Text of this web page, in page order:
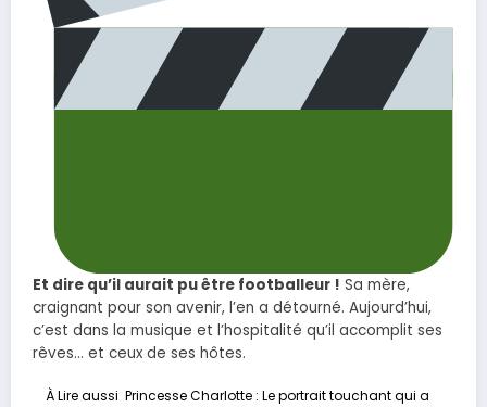
Et dire qu’il aurait pu être footballeur ! Sa mère,
craignant pour son avenir, l’en a détourné. Aujourd’hui,
c’est dans la musique et l’hospitalité qu’il accomplit ses
rêves… et ceux de ses hôtes.
À Lire aussi Princesse Charlotte : Le portrait touchant qui a